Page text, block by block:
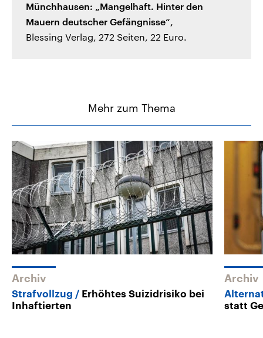
Münchhausen: „Mangelhaft. Hinter den
Mauern deutscher Gefängnisse“,
Blessing Verlag, 272 Seiten, 22 Euro.
Mehr zum Thema
Archiv
Strafvollzug
Erhöhtes Suizidrisiko bei
Inhaftierten
Archiv
statt